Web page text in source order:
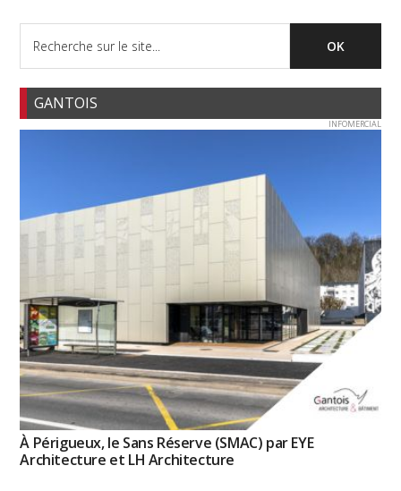
GANTOIS
INFOMERCIAL
À Périgueux, le Sans Réserve (SMAC) par EYE
Architecture et LH Architecture